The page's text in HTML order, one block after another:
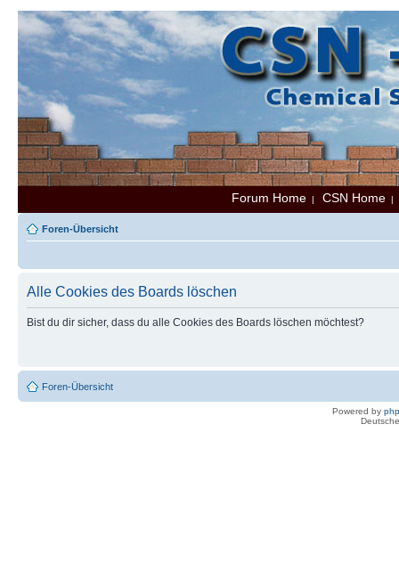
Forum Home | CSN Home
Foren-Übersicht
Alle Cookies des Boards löschen
Bist du dir sicher, dass du alle Cookies des Boards löschen möchtest?
Foren-Übersicht
Powered by